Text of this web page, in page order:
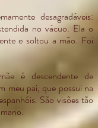
desagradáveis:
no vácuo. Ela o
e soltou a mão. Foi
é descendente de
meu pai, que possui na
São visões tão